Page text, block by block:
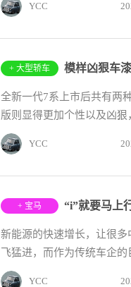
YCC
+ 大型轿车 模样凶狠车
全新一代7系上市后共有两
版则显得更加个性以及凶
YCC
+ 宝马 “i”就要马上
新能源的快速增长，让很
飞猛进，而作为传统车企
YCC